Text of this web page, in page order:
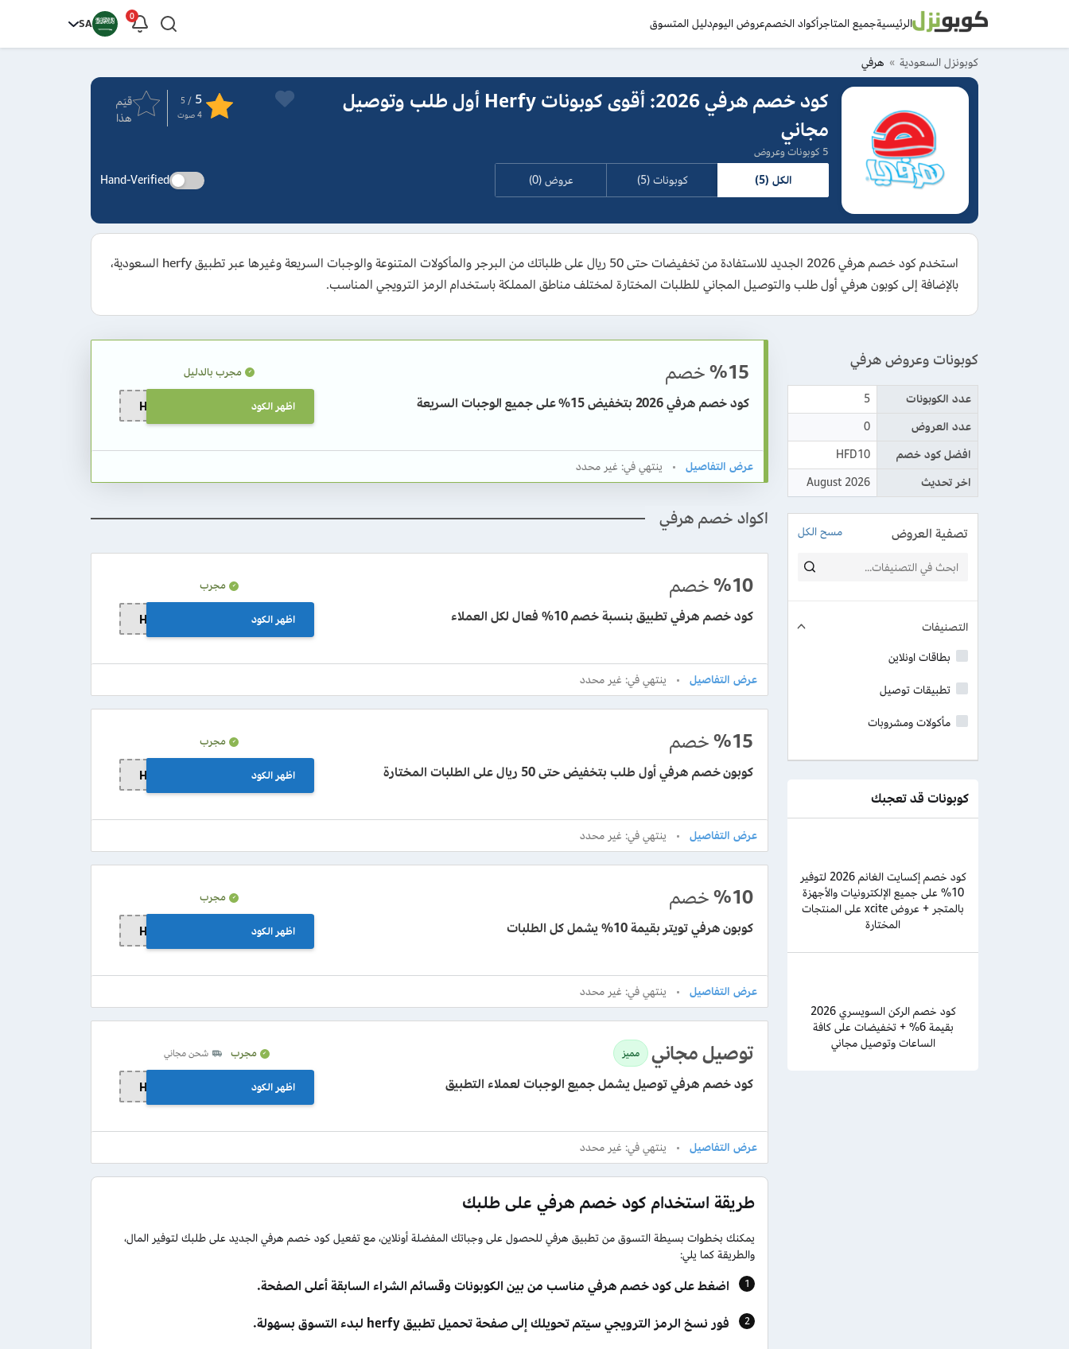
الرئيسيةجميع المتاجرأكواد الخصمعروض اليومدليل المتسوق 0
SA
كوبونزل السعودية هرفي
كود خصم هرفي 2026: أقوى كوبونات Herfy أول طلب وتوصيل
مجاني
5 كوبونات وعروض
5
/ 5
4 صوت
قيَم
هذا
الكل (5) كوبونات (5) عروض (0) Hand-Verified
استخدم كود خصم هرفي 2026 الجديد للاستفادة من تخفيضات حتى 50 ريال على طلباتك من البرجر والمأكولات المتنوعة والوجبات السريعة وغيرها عبر تطبيق herfy السعودية،
بالإضافة إلى كوبون هرفي أول طلب والتوصيل المجاني للطلبات المختارة لمختلف مناطق المملكة باستخدام الرمز الترويجي المناسب.
%15خصم
كود خصم هرفي 2026 بتخفيض 15% على جميع الوجبات السريعة
مجرب بالدليل
HFD10 اظهر الكود
ينتهي في: غير محدد
اكواد خصم هرفي
%10خصم
كود خصم هرفي تطبيق بنسبة خصم 10% فعال لكل العملاء
مجرب
HFD10 اظهر الكود
ينتهي في: غير محدد
%15خصم
كوبون خصم هرفي أول طلب بتخفيض حتى 50 ريال على الطلبات المختارة
مجرب
HFD15 اظهر الكود
ينتهي في: غير محدد
%10خصم
كوبون هرفي تويتر بقيمة 10% يشمل كل الطلبات
مجرب
HFD10 اظهر الكود
ينتهي في: غير محدد
توصيل مجاني مميز
كود خصم هرفي توصيل يشمل جميع الوجبات لعملاء التطبيق
مجرب شحن مجاني
HFD11 اظهر الكود
ينتهي في: غير محدد
طريقة استخدام كود خصم هرفي على طلبك
يمكنك بخطوات بسيطة التسوق من تطبيق هرفي للحصول على وجباتك المفضلة أونلاين، مع تفعيل كود خصم هرفي الجديد على طلبك لتوفير المال،
والطريقة كما يلي:
اضغط على كود خصم هرفي مناسب من بين الكوبونات وقسائم الشراء السابقة أعلى الصفحة.
فور نسخ الرمز الترويجي سيتم تحويلك إلى صفحة تحميل تطبيق herfy لبدء التسوق بسهولة.
كوبونات وعروض هرفي
عدد الكوبونات
5
عدد العروض
0
افضل كود خصم
HFD10
اخر تحديث
August 2026
تصفية العروض مسح الكل
التصنيفات
بطاقات اونلاين
تطبيقات توصيل
مأكولات ومشروبات
كوبونات قد تعجبك
كود خصم إكسايت الغانم 2026 لتوفير
10% على جميع الإلكترونيات والأجهزة
بالمتجر + عروض xcite على المنتجات
المختارة
كود خصم الركن السويسري 2026
بقيمة 6% + تخفيضات على كافة
الساعات وتوصيل مجاني